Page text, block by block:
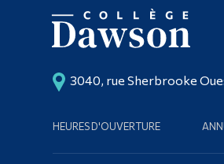
3040, rue Sherbrooke
HEURES D'OUVERTURE